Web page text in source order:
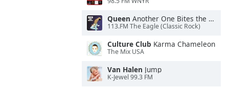
Queen Another One Bites the Dust
113.FM The Eagle (Classic Rock)
Culture Club Karma Chameleon
The Mix USA
Van Halen Jump
K-Jewel 99.3 FM